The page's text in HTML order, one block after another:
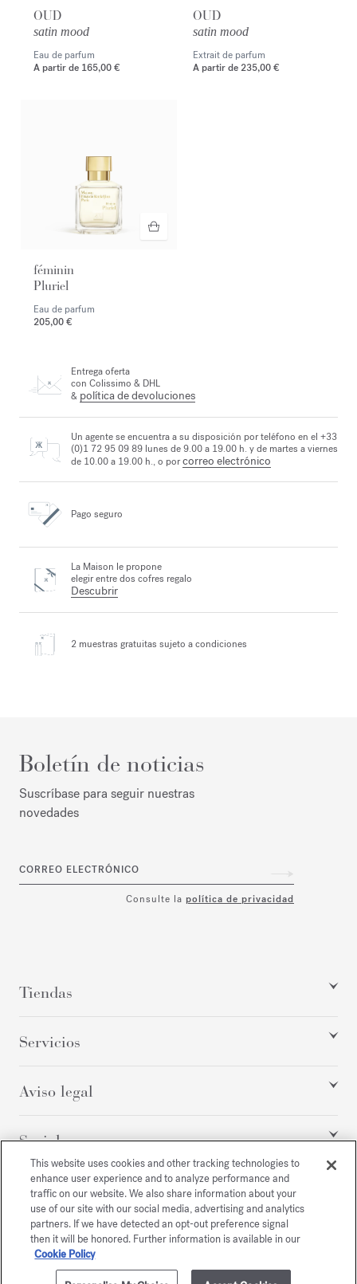
OUD
satin mood
Eau de parfum
A partir de 165,00 €
OUD
satin mood
Extrait de parfum
A partir de 235,00 €
féminin
Pluriel
Eau de parfum
205,00 €
Entrega oferta
con Colissimo & DHL
& política de devoluciones
Un agente se encuentra a su disposición por teléfono en el +33
(0)1 72 95 09 89 lunes de 9.00 a 19.00 h. y de martes a viernes
de 10.00 a 19.00 h., o porcorreo electrónico
Pago seguro
La Maison le propone
elegir entre dos cofres regalo
Descubrir
2 muestras gratuitas sujeto a condiciones
Boletín de noticias
Suscríbase para seguir nuestras
novedades
CORREO ELECTRÓNICO
Consulte la política de privacidad
Tiendas
Servicios
Aviso legal
Social
Todos los derechos reservados
/ USD MAPA DE SITIO
This website uses cookies and other tracking technologies to
enhance user experience and to analyze performance and
traffic on our website. We also share information about your
use of our site with our social media, advertising and analytics
partners. If we have detected an opt-out preference signal
then it will be honored. Further information is available in our
Cookie Policy